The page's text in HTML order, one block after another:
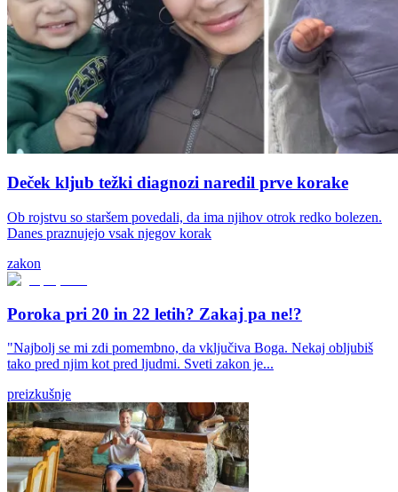
Deček kljub težki diagnozi naredil prve korake
Ob rojstvu so staršem povedali, da ima njihov otrok redko bolezen.
Danes praznujejo vsak njegov korak
zakon
Poroka pri 20 in 22 letih? Zakaj pa ne!?
"Najbolj se mi zdi pomembno, da vključiva Boga. Nekaj obljubiš
tako pred njim kot pred ljudmi. Sveti zakon je...
preizkušnje